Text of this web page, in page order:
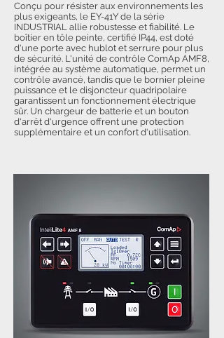
Conçu pour résister aux environnements les
plus exigeants, le EY-41Y de la série
INDUSTRIAL allie robustesse et fiabilité. Le
boîtier en tôle peinte, certifié IP44, est doté
d'une porte avec hublot et serrure pour plus
de sécurité. L'unité de contrôle ComAp AMF8,
intégrée au système automatique, permet un
contrôle avancé, tandis que le bornier pleine
puissance et le disjoncteur quadripolaire
garantissent un fonctionnement électrique
sûr. Un chargeur de batterie et un bouton
d'arrêt d'urgence offrent une protection
supplémentaire et un confort d'utilisation.